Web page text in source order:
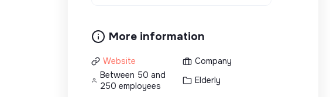
More information
Website
Company
Between 50 and
250 employees
Elderly